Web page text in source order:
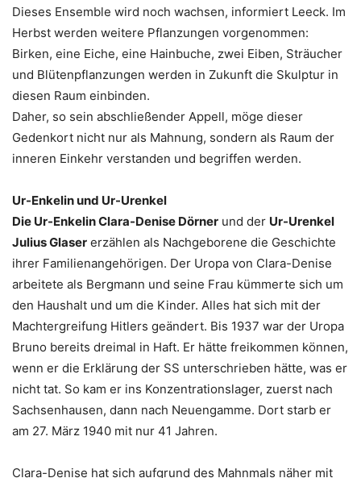
Dieses Ensemble wird noch wachsen, informiert Leeck. Im
Herbst werden weitere Pflanzungen vorgenommen:
Birken, eine Eiche, eine Hainbuche, zwei Eiben, Sträucher
und Blütenpflanzungen werden in Zukunft die Skulptur in
diesen Raum einbinden.
Daher, so sein abschließender Appell, möge dieser
Gedenkort nicht nur als Mahnung, sondern als Raum der
inneren Einkehr verstanden und begriffen werden.
Ur-Enkelin und Ur-Urenkel
Die Ur-Enkelin Clara-Denise Dörner und der Ur-Urenkel
Julius Glaser erzählen als Nachgeborene die Geschichte
ihrer Familienangehörigen. Der Uropa von Clara-Denise
arbeitete als Bergmann und seine Frau kümmerte sich um
den Haushalt und um die Kinder. Alles hat sich mit der
Machtergreifung Hitlers geändert. Bis 1937 war der Uropa
Bruno bereits dreimal in Haft. Er hätte freikommen können,
wenn er die Erklärung der SS unterschrieben hätte, was er
nicht tat. So kam er ins Konzentrationslager, zuerst nach
Sachsenhausen, dann nach Neuengamme. Dort starb er
am 27. März 1940 mit nur 41 Jahren.
Clara-Denise hat sich aufgrund des Mahnmals näher mit